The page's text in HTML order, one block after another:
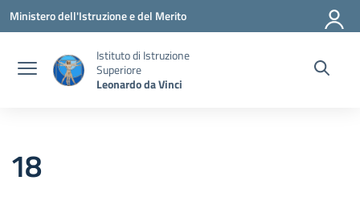
Vai ai contenuti
Vai al menu di navigazione
Vai al footer
Ministero dell'Istruzione e del Merito
Istituto di Istruzione
Superiore
Leonardo da Vinci
18